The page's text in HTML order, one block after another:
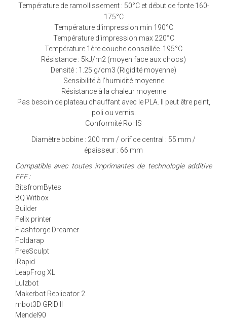
Température de ramollissement : 50°C et début de fonte 160-
175°C
Température d'impression min 190°C
Température d'impression max 220°C
Température 1ère couche conseillée 195°C
Résistance : 5kJ/m2 (moyen face aux chocs)
Densité : 1.25 g/cm3 (Rigidité moyenne)
Sensibilité à l'humidité moyenne
Résistance à la chaleur moyenne
Pas besoin de plateau chauffant avec le PLA. Il peut être peint,
poli ou vernis.
Conformité RoHS
Diamètre bobine : 200 mm / orifice central : 55 mm /
épaisseur : 66 mm
Compatible avec toutes imprimantes de technologie additive
FFF :
BitsfromBytes
BQ Witbox
Builder
Felix printer
Flashforge Dreamer
Foldarap
FreeSculpt
iRapid
LeapFrog XL
Lulzbot
Makerbot Replicator 2
mbot3D GRID II
Mendel90